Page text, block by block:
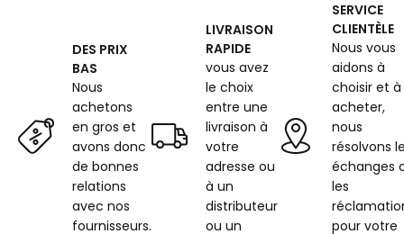
DES PRIX
BAS
Nous
achetons
en gros et
avons donc
de bonnes
relations
avec nos
fournisseurs.
LIVRAISON
RAPIDE
vous avez
le choix
entre une
livraison à
votre
adresse ou
à un
distributeur
ou un
SERVICE
CLIENTÈLE
Nous vous
aidons à
choisir et à
acheter,
nous
résolvons
échanges
les
pour votre